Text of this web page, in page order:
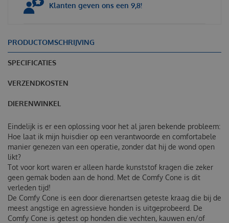
Klanten geven ons een 9,8!
PRODUCTOMSCHRIJVING
SPECIFICATIES
VERZENDKOSTEN
DIERENWINKEL
Eindelijk is er een oplossing voor het al jaren bekende probleem:
Hoe laat ik mijn huisdier op een verantwoorde en comfortabele
manier genezen van een operatie, zonder dat hij de wond open
likt?
Tot voor kort waren er alleen harde kunststof kragen die zeker
geen gemak boden aan de hond. Met de Comfy Cone is dit
verleden tijd!
De Comfy Cone is een door dierenartsen geteste kraag die bij de
meest angstige en agressieve honden is uitgeprobeerd. De
Comfy Cone is getest op honden die vechten, kauwen en/of